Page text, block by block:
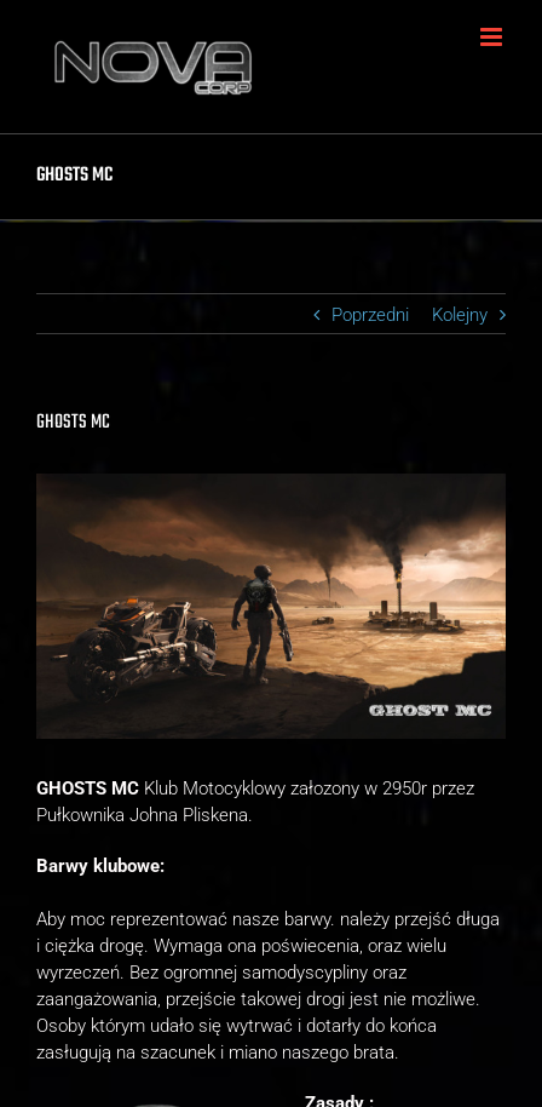
GHOSTS MC
Poprzedni Kolejny
GHOSTS MC
Image
GHOSTS MC Klub Motocyklowy załozony w 2950r przez
Pułkownika Johna Pliskena.
Barwy klubowe:
Aby moc reprezentować nasze barwy. należy przejść długa
i ciężka drogę. Wymaga ona poświecenia, oraz wielu
wyrzeczeń. Bez ogromnej samodyscypliny oraz
zaangażowania, przejście takowej drogi jest nie możliwe.
Osoby którym udało się wytrwać i dotarły do końca
zasługują na szacunek i miano naszego brata.